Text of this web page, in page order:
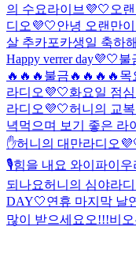
의 수요라이브💜🤍 오
디오💜🤍안녕 오랜만
살 추카포카생일 축하
Happy verrer day💜🤍불
🔥🔥🔥 불금🔥🔥🔥🔥 목
라디오💜🤍화요일 점
라디오💜🤍허니의 교
녁먹으며 보기 좋은 라
✋허니의 대만라디오
🎙️힘을 내요 와이파이 우
되나요허니의 심야라
DAY🤍연휴 마지막 날
많이 받으세요오!!!비